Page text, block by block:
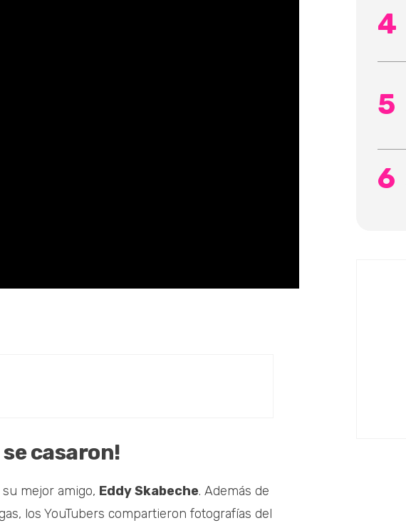
se casaron!
mejor amigo, Eddy Skabeche. Además de
los YouTubers compartieron fotografías del